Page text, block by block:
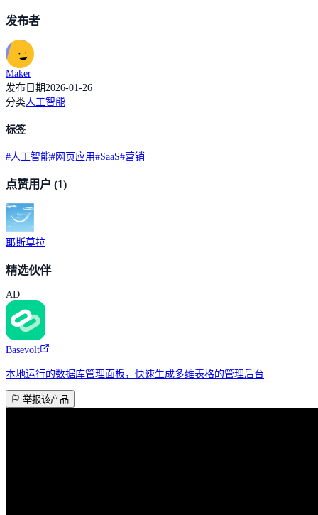
发布者
Maker
发布日期2026-01-26
分类人工智能
标签
#人工智能#网页应用#SaaS#营销
点赞用户 (1)
耶斯莫拉
精选伙伴
AD
Basevolt
本地运行的数据库管理面板，快速生成多维表格的管理后台
举报该产品